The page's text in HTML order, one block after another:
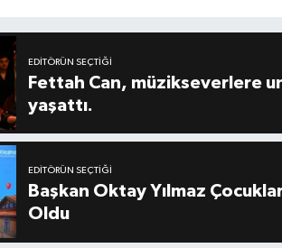
EDITÖRÜN SEÇTIĞI
Fettah Can, müzikseverlere
yaşattı.
EDITÖRÜN SEÇTIĞI
Başkan Oktay Yılmaz
Oldu